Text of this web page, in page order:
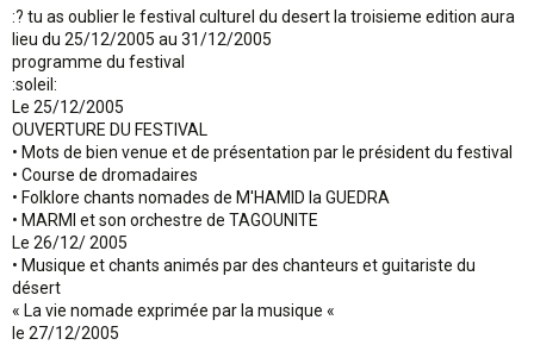
:? tu as oublier le festival culturel du desert la troisieme edition aura
lieu du 25/12/2005 au 31/12/2005
programme du festival
:soleil:
Le 25/12/2005
OUVERTURE DU FESTIVAL
• Mots de bien venue et de présentation par le président du festival
• Course de dromadaires
• Folklore chants nomades de M'HAMID la GUEDRA
• MARMI et son orchestre de TAGOUNITE
Le 26/12/ 2005
• Musique et chants animés par des chanteurs et guitariste du
désert
« La vie nomade exprimée par la musique «
le 27/12/2005